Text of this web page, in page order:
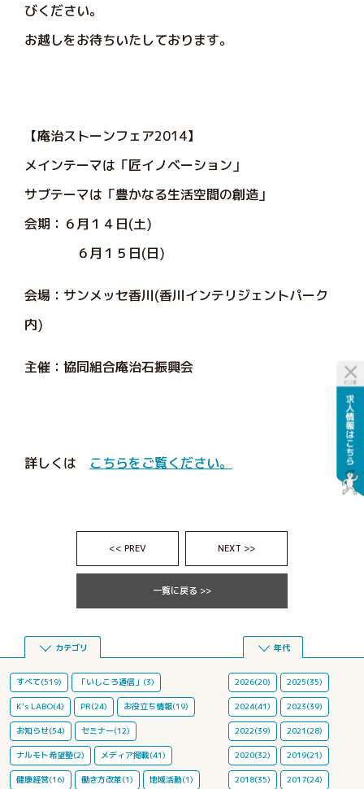
びください。
お越しをお待ちいたしております。
【庵治ストーンフェア2014】
メインテーマは「匠イノベーション」
サブテーマは「豊かなる生活空間の創造」
会期：６月１４日(土)
６月１５日(日)
会場：サンメッセ香川(香川インテリジェントパーク
内)
主催：協同組合庵治石振興会
詳しくは こちらをご覧ください。
<< PREV NEXT >>
一覧に戻る >>
カテゴリ
すべて(519) 「いしころ通信」(3)
K's LABO(4) PR(24) お役立ち情報(19)
お知らせ(54) セミナー(12)
ナルモト希望塾(2) メディア掲載(41)
健康経営(16) 働き方改革(1) 地域活動(1)
年代
2026(20) 2025(35)
2024(41) 2023(39)
2022(39) 2021(28)
2020(32) 2019(21)
2018(35) 2017(24)